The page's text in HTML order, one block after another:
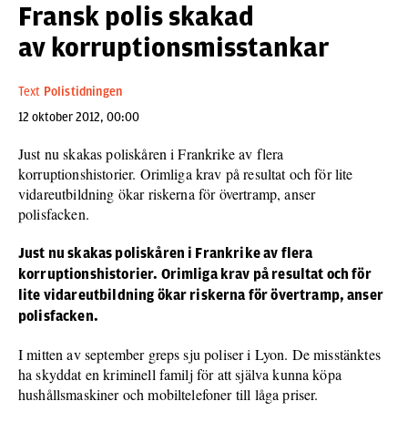
Fransk polis skakad
av korruptionsmisstankar
Text Polistidningen
12 oktober 2012, 00:00
Just nu skakas poliskåren i Frankrike av flera
korruptionshistorier. Orimliga krav på resultat och för lite
vidareutbildning ökar riskerna för övertramp, anser
polisfacken.
Just nu skakas poliskåren i Frankrike av flera
korruptionshistorier. Orimliga krav på resultat och för
lite vidareutbildning ökar riskerna för övertramp, anser
polisfacken.
I mitten av september greps sju poliser i Lyon. De misstänktes
ha skyddat en kriminell familj för att själva kunna köpa
hushållsmaskiner och mobiltelefoner till låga priser.